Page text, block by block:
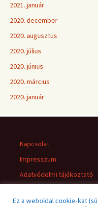
2021. január
2020. december
2020. augusztus
2020. július
2020. június
2020. március
2020. január
Kapcsolat
Impresszum
Adatvédelmi tájékoztató
Ez a weboldal cookie-kat